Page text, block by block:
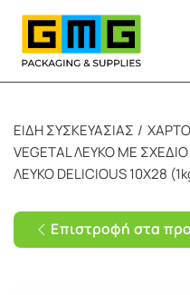
Skip to main content
ΕΙΔΗ ΣΥΣΚΕΥΑΣΙΑΣ
VEGETAL ΛΕΥΚΟ ΜΕ ΣΧΕΔΙΟ
ΛΕΥΚΟ DELICIOUS 10Χ28
Επιστροφή στα